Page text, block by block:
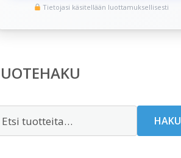
Tietojasi käsitellään luottamuksellisesti
HAKU